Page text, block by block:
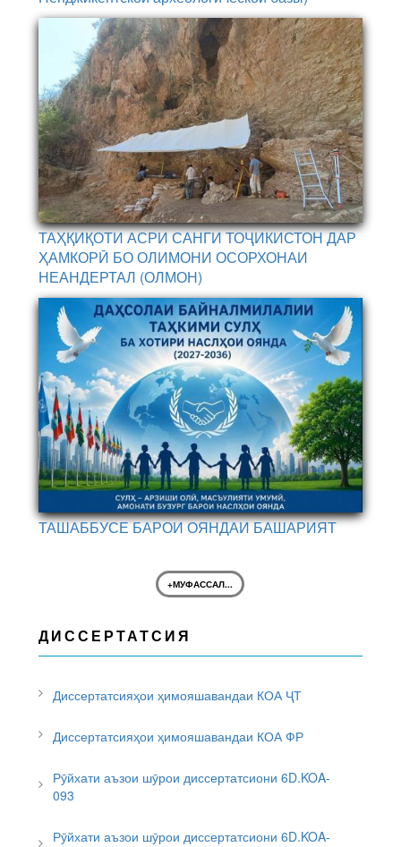
ТАҲҚИҚОТИ АСРИ САНГИ ТОҶИКИСТОН ДАР
ҲАМКОРӢ БО ОЛИМОНИ ОСОРХОНАИ
НЕАНДЕРТАЛ (ОЛМОН)
ТАШАББУСЕ БАРОИ ОЯНДАИ БАШАРИЯТ
+МУФАССАЛ...
ДИССЕРТАТСИЯ
Диссертатсияҳои ҳимояшавандаи КОА ҶТ
Диссертатсияҳои ҳимояшавандаи КОА ФР
Рӯйхати аъзои шӯрои диссертатсиони 6D.KOA-
093
Рӯйхати аъзои шӯрои диссертатсиони 6D.KOA-